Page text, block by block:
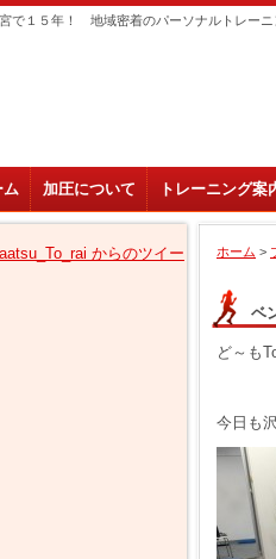
で１５年！ 地域密着のパーソナルトレーニ
ム 加圧について トレーニング案
ホーム >
ベ
ど～も
今日も
からのツイー